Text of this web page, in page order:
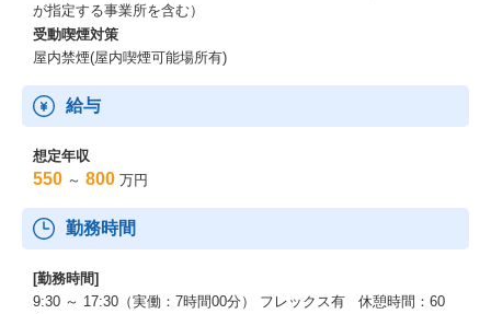
が指定する事業所を含む）
受動喫煙対策
屋内禁煙(屋内喫煙可能場所有)
給与
想定年収
550 ～ 800 万円
勤務時間
[勤務時間]
9:30 ～ 17:30（実働：7時間00分） フレックス有 休憩時間：60